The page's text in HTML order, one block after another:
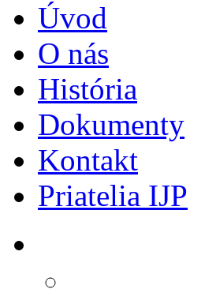
Úvod
O nás
História
Dokumenty
Kontakt
Priatelia IJP